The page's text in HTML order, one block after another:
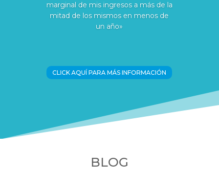
marginal de mis ingresos a más de la
mitad de los mismos en menos de
un año»
CLICK AQUÍ PARA MÁS INFORMACIÓN
BLOG